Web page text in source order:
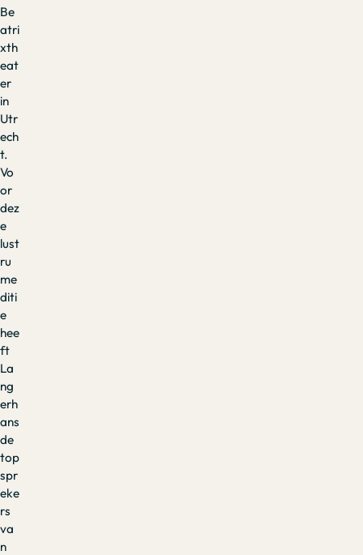
Be
atri
xth
eat
er
in
Utr
ech
t.
Vo
or
dez
e
lust
ru
me
diti
e
hee
ft
La
ng
erh
ans
de
top
spr
eke
rs
va
n